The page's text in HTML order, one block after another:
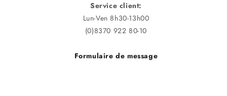
Service client:
Lun-Ven 8h30-13h00
(0)8370 922 80-10
Formulaire de message